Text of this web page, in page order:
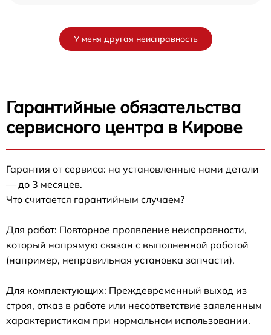
У меня другая неисправность
Гарантийные обязательства
сервисного центра в Кирове
Гарантия от сервиса: на установленные нами детали
— до 3 месяцев.
Что считается гарантийным случаем?
Для работ: Повторное проявление неисправности,
который напрямую связан с выполненной работой
(например, неправильная установка запчасти).
Для комплектующих: Преждевременный выход из
строя, отказ в работе или несоответствие заявленным
характеристикам при нормальном использовании.